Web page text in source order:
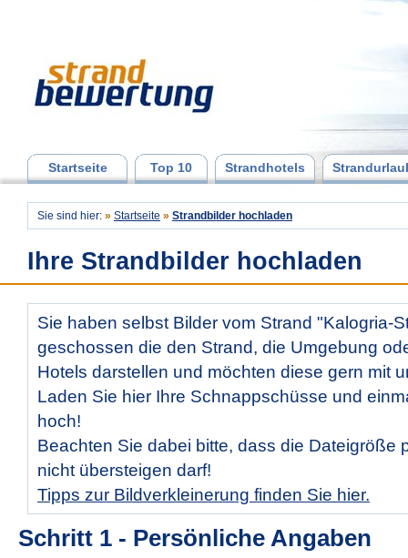
Startseite Top 10 Strandhotels
Sie sind hier: » Startseite » Strandbilder hochladen
Ihre Strandbilder hochladen
Sie haben selbst Bilder vom Strand "Kalogria-
geschossen die den Strand, die Umgebung
Hotels darstellen und möchten diese gern mit
Laden Sie hier Ihre Schnappschüsse und
hoch!
Beachten Sie dabei bitte, dass die Dateigröße
nicht übersteigen darf!
Tipps zur Bildverkleinerung finden Sie hier.
Schritt 1 - Persönliche Angaben